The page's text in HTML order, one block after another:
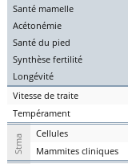
Santé mamelle
Acétonémie
Santé du pied
Synthèse fertilité
Longévité
Vitesse de traite
Tempérament
Stma Cellules
Mammites cliniques